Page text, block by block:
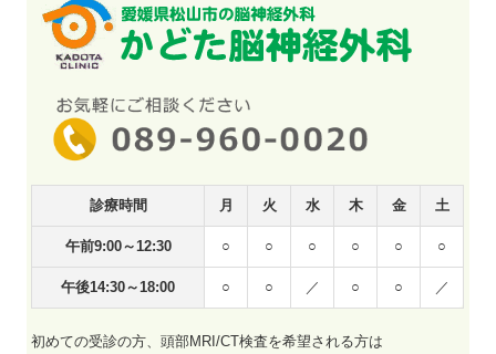
診療時間 月 火 水 木 金 土
午前9:00～12:30 ○ ○ ○ ○ ○ ○
午後14:30～18:00 ○ ○ ／ ○ ○ ／
初めての受診の方、頭部MRI/CT検査を希望される方は